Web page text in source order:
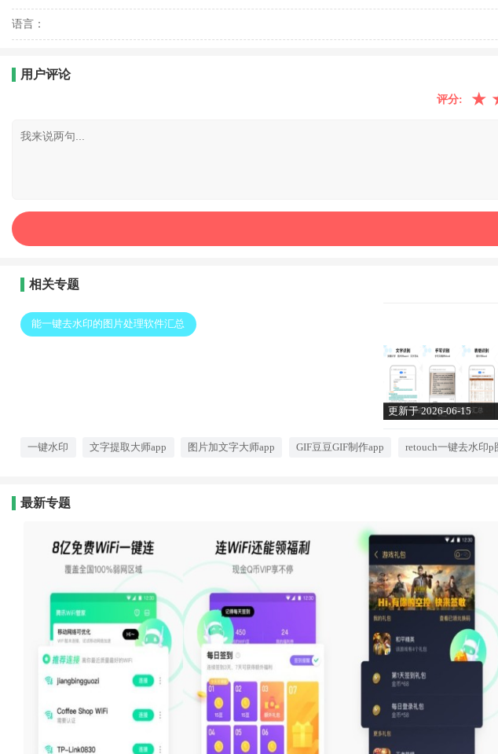
语言：
用户评论
评分: ★
相关专题
能一键去水印的图片处理软件汇总
更新于 2026-06-15
一键水印 文字提取大师app 图片加文字大师app GIF豆豆GIF制作app retouch一键去水印
最新专题